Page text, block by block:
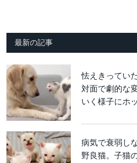
最新の記事
怯えきってい
対面で劇的な
いく様子にホ
病気で衰弱し
野良猫。子猫